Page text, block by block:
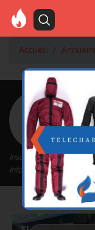
Accueil
Inscrit depuis le 19/04/
Informations mises à